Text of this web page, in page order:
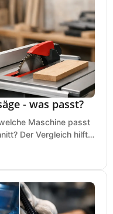
- was passt?
Maschine passt
Der Vergleich hilft